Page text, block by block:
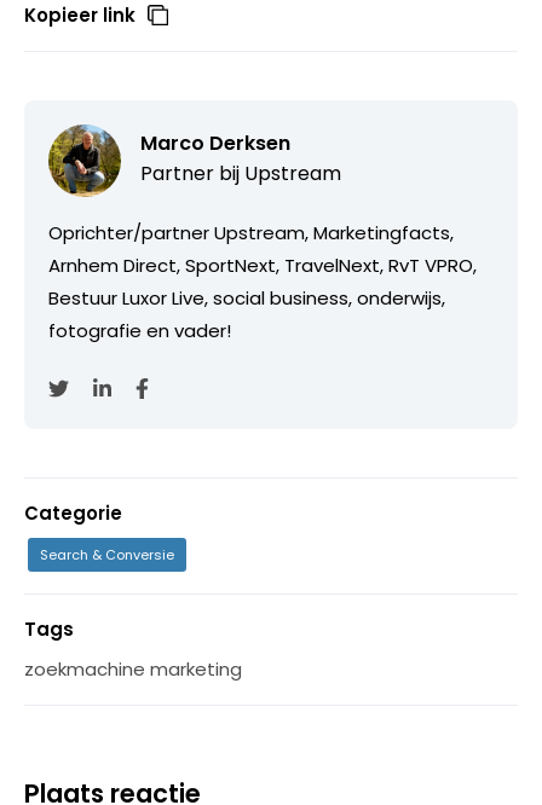
Kopieer link
Marco Derksen
Partner bij Upstream
Oprichter/partner Upstream, Marketingfacts,
Arnhem Direct, SportNext, TravelNext, RvT VPRO,
Bestuur Luxor Live, social business, onderwijs,
fotografie en vader!
Categorie
Search & Conversie
Tags
zoekmachine marketing
Plaats reactie